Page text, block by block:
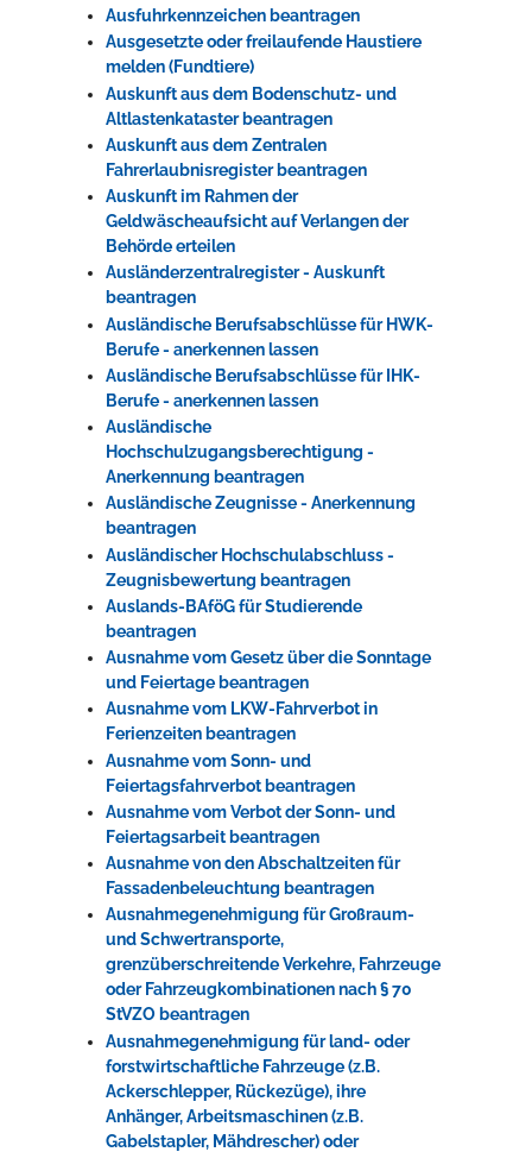
Ausfuhrkennzeichen beantragen
Ausgesetzte oder freilaufende Haustiere
melden (Fundtiere)
Auskunft aus dem Bodenschutz- und
Altlastenkataster beantragen
Auskunft aus dem Zentralen
Fahrerlaubnisregister beantragen
Auskunft im Rahmen der
Geldwäscheaufsicht auf Verlangen der
Behörde erteilen
Ausländerzentralregister - Auskunft
beantragen
Ausländische Berufsabschlüsse für HWK-
Berufe - anerkennen lassen
Ausländische Berufsabschlüsse für IHK-
Berufe - anerkennen lassen
Ausländische
Hochschulzugangsberechtigung -
Anerkennung beantragen
Ausländische Zeugnisse - Anerkennung
beantragen
Ausländischer Hochschulabschluss -
Zeugnisbewertung beantragen
Auslands-BAföG für Studierende
beantragen
Ausnahme vom Gesetz über die Sonntage
und Feiertage beantragen
Ausnahme vom LKW-Fahrverbot in
Ferienzeiten beantragen
Ausnahme vom Sonn- und
Feiertagsfahrverbot beantragen
Ausnahme vom Verbot der Sonn- und
Feiertagsarbeit beantragen
Ausnahme von den Abschaltzeiten für
Fassadenbeleuchtung beantragen
Ausnahmegenehmigung für Großraum-
und Schwertransporte,
grenzüberschreitende Verkehre, Fahrzeuge
oder Fahrzeugkombinationen nach § 70
StVZO beantragen
Ausnahmegenehmigung für land- oder
forstwirtschaftliche Fahrzeuge (z.B.
Ackerschlepper, Rückezüge), ihre
Anhänger, Arbeitsmaschinen (z.B.
Gabelstapler, Mähdrescher) oder